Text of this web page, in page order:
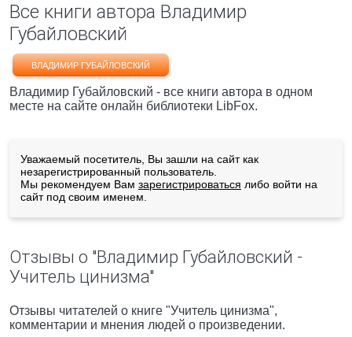
Все книги автора Владимир
Губайловский
ВЛАДИМИР ГУБАЙЛОВСКИЙ
Владимир Губайловский - все книги автора в одном
месте на сайте онлайн библиотеки LibFox.
Уважаемый посетитель, Вы зашли на сайт как
незарегистрированный пользователь.
Мы рекомендуем Вам зарегистрироваться либо войти на
сайт под своим именем.
Отзывы о "Владимир Губайловский -
Учитель цинизма"
Отзывы читателей о книге "Учитель цинизма",
комментарии и мнения людей о произведении.